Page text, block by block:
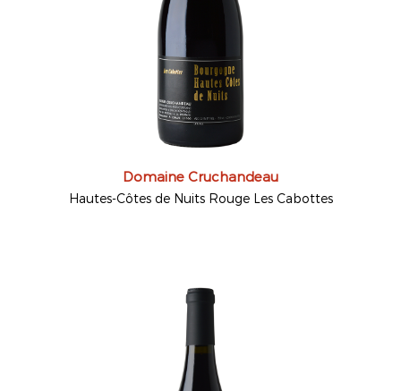
Domaine Cruchandeau
Hautes-Côtes de Nuits Rouge Les Cabottes